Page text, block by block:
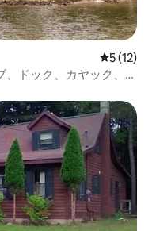
レビュー
5 (12)
ドック、カヤック、静